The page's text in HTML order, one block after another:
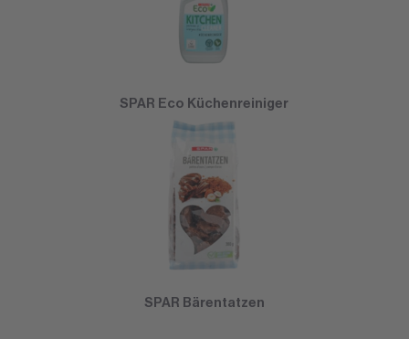
SPAR Eco Küchenreiniger
SPAR Bärentatzen